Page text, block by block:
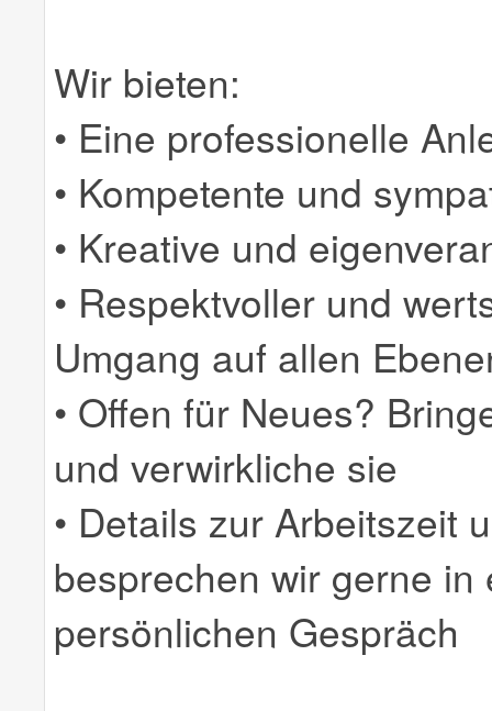
Wir bieten:
• Eine professionelle
• Kompetente und
• Kreative und
• Respektvoller und
Umgang auf allen
• Offen für Neues?
und verwirkliche sie
• Details zur Arbeitszeit
besprechen wir gerne in
persönlichen Gespräch